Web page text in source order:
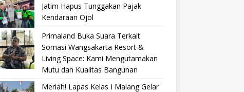
Jatim Hapus Tunggakan Pajak
Kendaraan Ojol
Primaland Buka Suara Terkait
Somasi Wangsakarta Resort &
Living Space: Kami Mengutamakan
Mutu dan Kualitas Bangunan
Meriah! Lapas Kelas I Malang Gelar